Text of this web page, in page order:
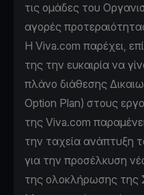
τις ομάδες του
αγορές
H Viva.com παρέχει,
της την ευκαιρία να
πλάνο διάθεσης
Option Plan) στους
της Viva.com
την ταχεία ανάπτυξη
για την προσέλκυση
της ολοκλήρωσης της